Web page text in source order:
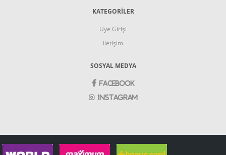
KATEGORİLER
Üye Girişi
İletişim
SOSYAL MEDYA
Facebook
İnstagram